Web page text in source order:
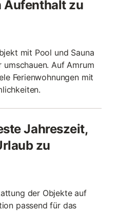
Aufenthalt zu
mit Pool und Sauna
Auf Amrum
Ferienwohnungen mit
Jahreszeit,
zu
der Objekte auf
passend für das